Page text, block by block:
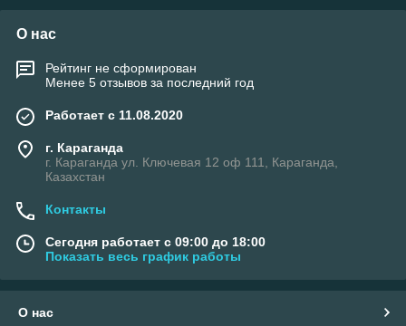
О нас
Рейтинг не сформирован
Менее 5 отзывов за последний год
Работает с 11.08.2020
г. Караганда
г. Караганда ул. Ключевая 12 оф 111, Караганда,
Казахстан
Контакты
Сегодня работает с 09:00 до 18:00
Показать весь график работы
О нас